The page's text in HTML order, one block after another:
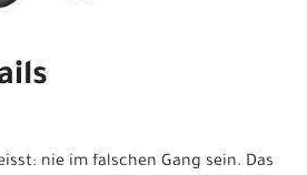
nie im falschen Gang sein. Das